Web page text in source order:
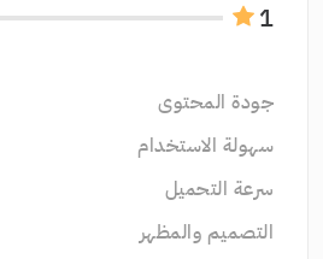
1
جودة المحتوى
سهولة الاستخدام
سرعة التحميل
التصميم والمظهر